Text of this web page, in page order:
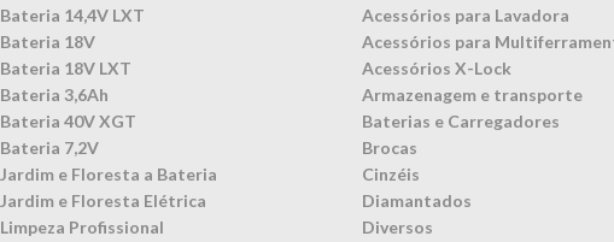
Bateria 14,4V LXT
Bateria 18V
Bateria 18V LXT
Bateria 3,6Ah
Bateria 40V XGT
Bateria 7,2V
Jardim e Floresta a Bateria
Jardim e Floresta Elétrica
Limpeza Profissional
Acessórios para Lavadora
Acessórios para
Acessórios X-Lock
Armazenagem e transporte
Baterias e Carregadores
Brocas
Cinzéis
Diamantados
Diversos